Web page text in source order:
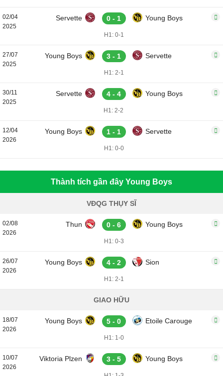
02/04
2025
Servette 0 - 1 Young Boys
H1: 0-1
27/07
2025
Young Boys 3 - 1 Servette
H1: 2-1
30/11
2025
Servette 4 - 4 Young Boys
H1: 2-2
12/04
2026
Young Boys 1 - 1 Servette
H1: 0-0
Thành tích gần đây Young Boys
VĐQG THỤY SĨ
02/08
2026
Thun 0 - 6 Young Boys
H1: 0-3
26/07
2026
Young Boys 4 - 2 Sion
H1: 2-1
GIAO HỮU
18/07
2026
Young Boys 5 - 0 Etoile Carouge
H1: 1-0
10/07
2026
Viktoria Plzen 3 - 5 Young Boys